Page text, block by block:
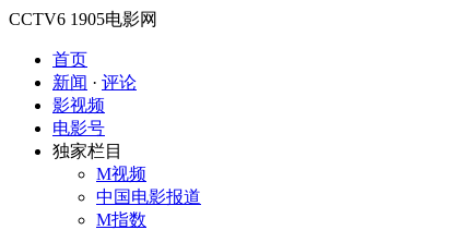
CCTV6 1905电影网
首页
新闻 · 评论
影视频
电影号
独家栏目
M视频
中国电影报道
M指数